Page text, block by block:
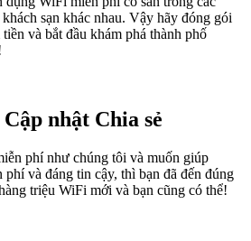
sạn khác nhau. Vậy hãy đóng gói
và bắt đầu khám phá thành phố
nhật Chia sẻ
phí như chúng tôi và muốn giúp
và đáng tin cậy, thì bạn đã đến đúng
triệu WiFi mới và bạn cũng có thể!